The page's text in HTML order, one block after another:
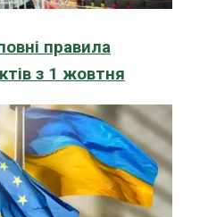
правила
з 1 жовтня